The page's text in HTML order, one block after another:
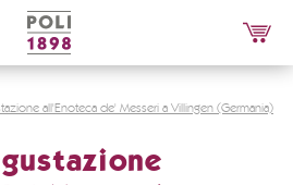
Poli
Distillerie
all'Enoteca de' Messeri a Villingen (Germania)